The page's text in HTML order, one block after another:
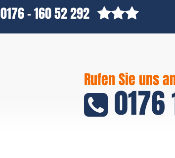
0176 - 160 52 292
Rufen Sie uns